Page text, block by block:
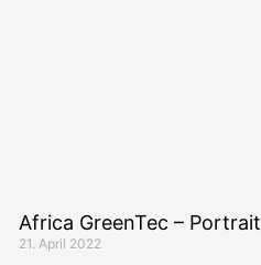
Africa GreenTec – Portrait
21. April 2022